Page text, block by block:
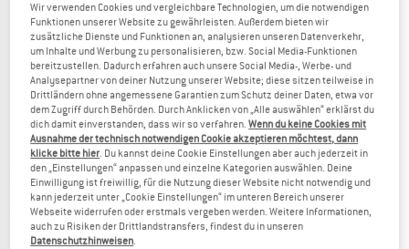
SCOTT
Sunglasses Stride Compact Light Sensitive S1-3
Fahrradbrille
159,95 €
(0)
BOLLÉ
Speedchaser Photochromic S0-3
Fahrradbrille
209,95 € 157,46 €
(0)
Wir verwenden Cookies und vergleichbare Technologien, um die notwendigen
Funktionen unserer Website zu gewährleisten. Außerdem bieten wir
zusätzliche Dienste und Funktionen an, analysieren unseren Datenverkehr,
um Inhalte und Werbung zu personalisieren, bzw. Social Media-Funktionen
bereitzustellen. Dadurch erfahren auch unsere Social Media-, Werbe- und
Analysepartner von deiner Nutzung unserer Website; diese sitzen teilweise in
Drittländern ohne angemessene Garantien zum Schutz deiner Daten, etwa vor
dem Zugriff durch Behörden. Durch Anklicken von „Alle auswählen“ erklärst du
dich damit einverstanden, dass wir so verfahren.Wenn du keine Cookies mit
Ausnahme der technisch notwendigen Cookie akzeptieren möchtest, dann
klicke bitte hier. Du kannst deine Cookie Einstellungen aber auch jederzeit in
den „Einstellungen“ anpassen und einzelne Kategorien auswählen. Deine
Einwilligung ist freiwillig, für die Nutzung dieser Website nicht notwendig und
kann jederzeit unter „Cookie Einstellungen“ im unteren Bereich unserer
Webseite widerrufen oder erstmals vergeben werden. Weitere Informationen,
auch zu Risiken der Drittlandstransfers, findest du in unseren
Datenschutzhinweisen.